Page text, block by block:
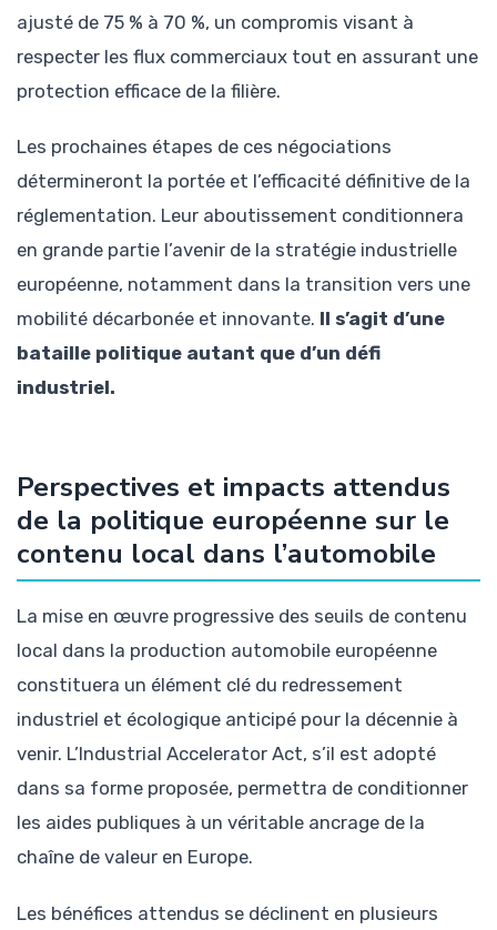
ajusté de 75 % à 70 %, un compromis visant à
respecter les flux commerciaux tout en assurant une
protection efficace de la filière.
Les prochaines étapes de ces négociations
détermineront la portée et l’efficacité définitive de la
réglementation. Leur aboutissement conditionnera
en grande partie l’avenir de la stratégie industrielle
européenne, notamment dans la transition vers une
mobilité décarbonée et innovante. Il s’agit d’une
bataille politique autant que d’un défi
industriel.
Perspectives et impacts attendus
de la politique européenne sur le
contenu local dans l’automobile
La mise en œuvre progressive des seuils de contenu
local dans la production automobile européenne
constituera un élément clé du redressement
industriel et écologique anticipé pour la décennie à
venir. L’Industrial Accelerator Act, s’il est adopté
dans sa forme proposée, permettra de conditionner
les aides publiques à un véritable ancrage de la
chaîne de valeur en Europe.
Les bénéfices attendus se déclinent en plusieurs